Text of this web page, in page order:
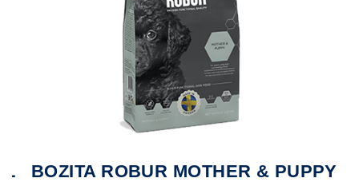
BOZITA ROBUR MOTHER & PUPPY